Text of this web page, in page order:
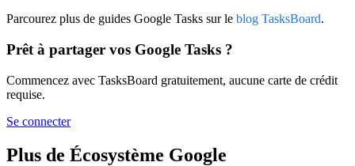
Parcourez plus de guides Google Tasks sur le blog TasksBoard.
Prêt à partager vos Google Tasks ?
Commencez avec TasksBoard gratuitement, aucune carte de crédit
requise.
Se connecter
Plus de Écosystème Google